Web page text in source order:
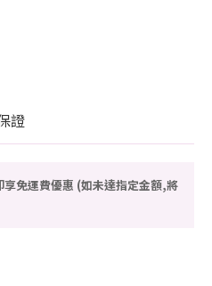
證
免運費優惠 (如未達指定金額,將